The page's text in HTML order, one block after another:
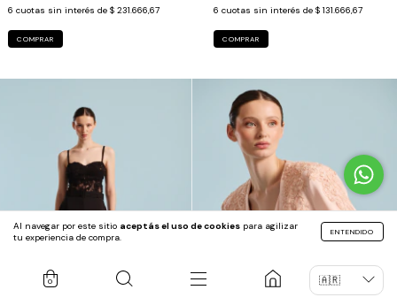
Al navegar por este sitio aceptás el uso de cookies para agilizar
tu experiencia de compra.
ENTENDIDO
0
6 cuotas sin interés de $ 231.666,67
COMPRAR
6 cuotas sin interés de $ 131.666,67
COMPRAR